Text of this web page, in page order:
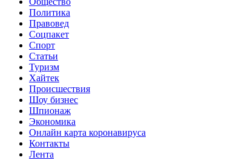
Политика
Правовед
Соцпакет
Спорт
Статьи
Туризм
Хайтек
Происшествия
Шоу бизнес
Шпионаж
Экономика
Онлайн карта коронавируса
Контакты
Лента